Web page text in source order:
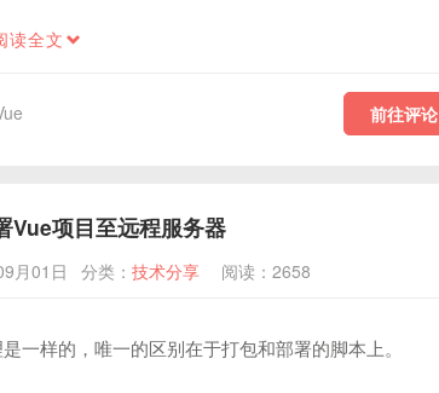
读全文
前往评论
Vue项目至远程服务器
月01日 分类： 技术分享 阅读：2658
一样的，唯一的区别在于打包和部署的脚本上。